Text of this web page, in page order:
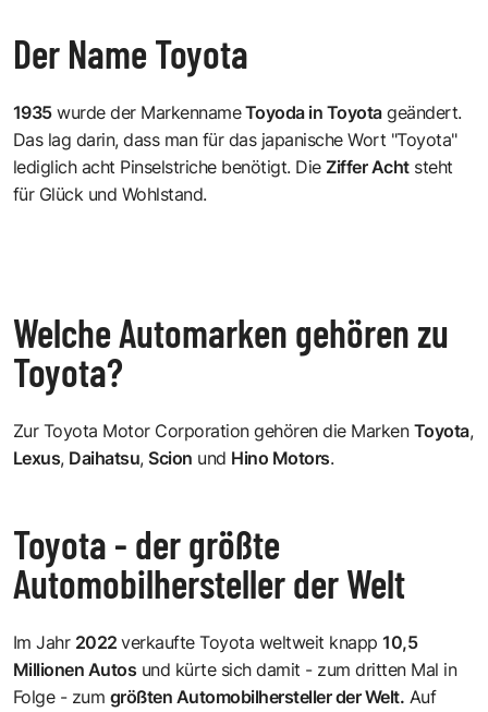
Der Name Toyota
1935 wurde der MarkennameToyoda in Toyota geändert.
Das lag darin, dass man für das japanische Wort "Toyota"
lediglich acht Pinselstriche benötigt. DieZiffer Acht steht
für Glück und Wohlstand.
Welche Automarken gehören zu
Toyota?
Zur Toyota Motor Corporation gehören die Marken Toyota,
Lexus, Daihatsu,Scion und Hino Motors.
Toyota - der größte
Automobilhersteller der Welt
Im Jahr 2022verkaufte Toyota weltweit knapp10,5
Millionen Autos und kürte sich damit - zum dritten Mal in
Folge - zum größten Automobilhersteller der Welt. Auf